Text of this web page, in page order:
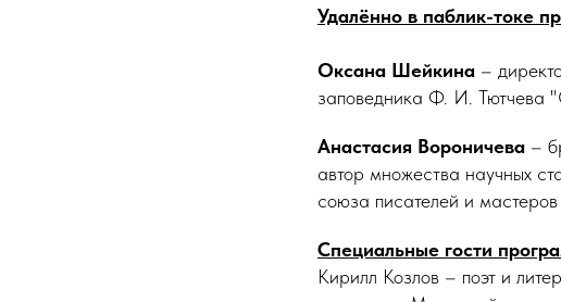
Удалённо в паблик-токе
Оксана Шейкина –
заповедника Ф. И. Тютчева
Анастасия Вороничева –
автор множества научных
союза писателей и мастеров
Специальные гости
Кирилл Козлов – поэт и